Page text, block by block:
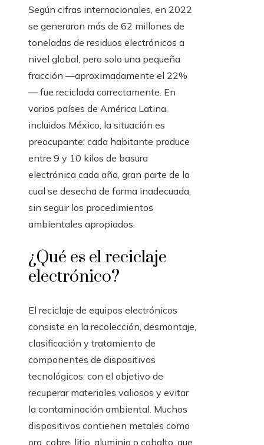
Según cifras internacionales, en 2022
se generaron más de 62 millones de
toneladas de residuos electrónicos a
nivel global, pero solo una pequeña
fracción —aproximadamente el 22%
— fue reciclada correctamente. En
varios países de América Latina,
incluidos México, la situación es
preocupante: cada habitante produce
entre 9 y 10 kilos de basura
electrónica cada año, gran parte de la
cual se desecha de forma inadecuada,
sin seguir los procedimientos
ambientales apropiados.
¿Qué es el reciclaje
electrónico?
El reciclaje de equipos electrónicos
consiste en la recolección, desmontaje,
clasificación y tratamiento de
componentes de dispositivos
tecnológicos, con el objetivo de
recuperar materiales valiosos y evitar
la contaminación ambiental. Muchos
dispositivos contienen metales como
oro, cobre, litio, aluminio o cobalto, que